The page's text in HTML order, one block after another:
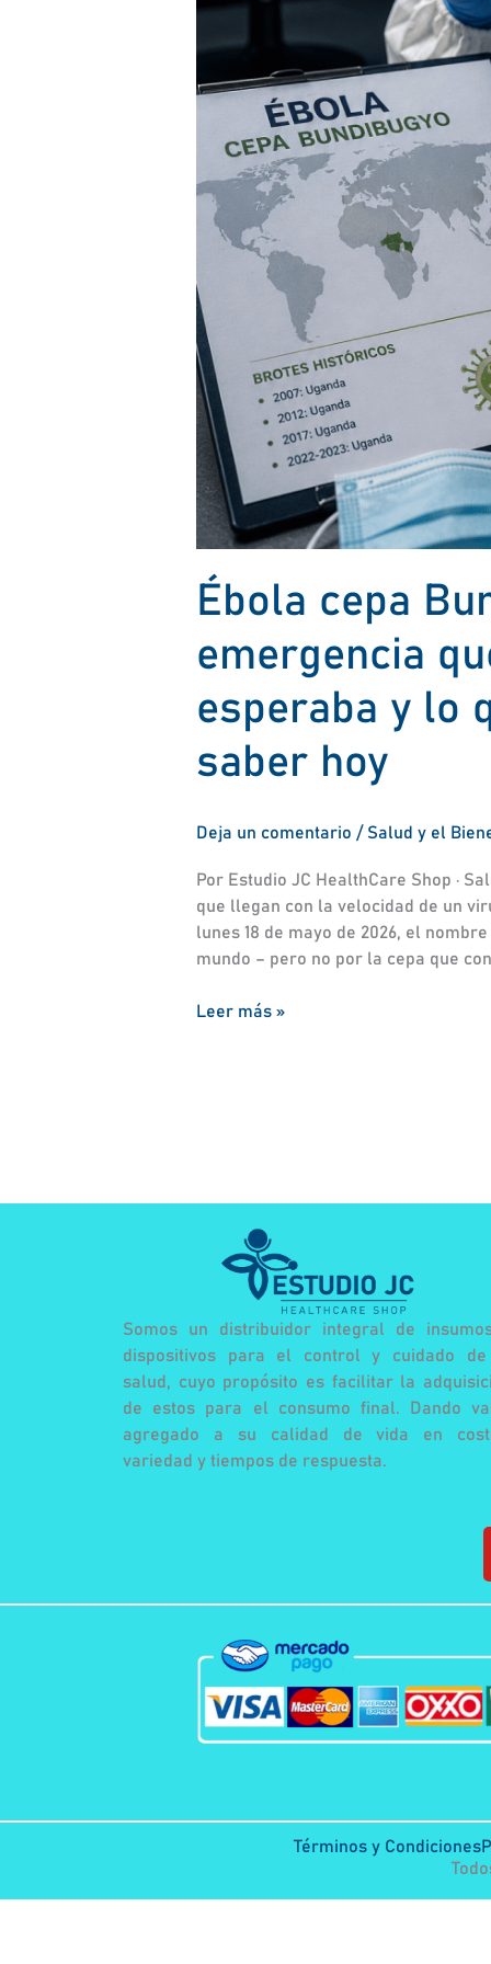
Ébola cepa
emergencia
esperaba y lo
saber hoy
Deja un comentario / Salud y el
Por Estudio JC HealthCare Shop ·
que llegan con la velocidad de un
lunes 18 de mayo de 2026, el
mundo – pero no por la cepa que
Leer más »
Somos un distribuidor integral de
dispositivos para el control y cuidado
salud, cuyo propósito es facilitar la
de estos para el consumo final. Dando
agregado a su calidad de vida en
variedad y tiempos de respuesta.
Términos y Condiciones